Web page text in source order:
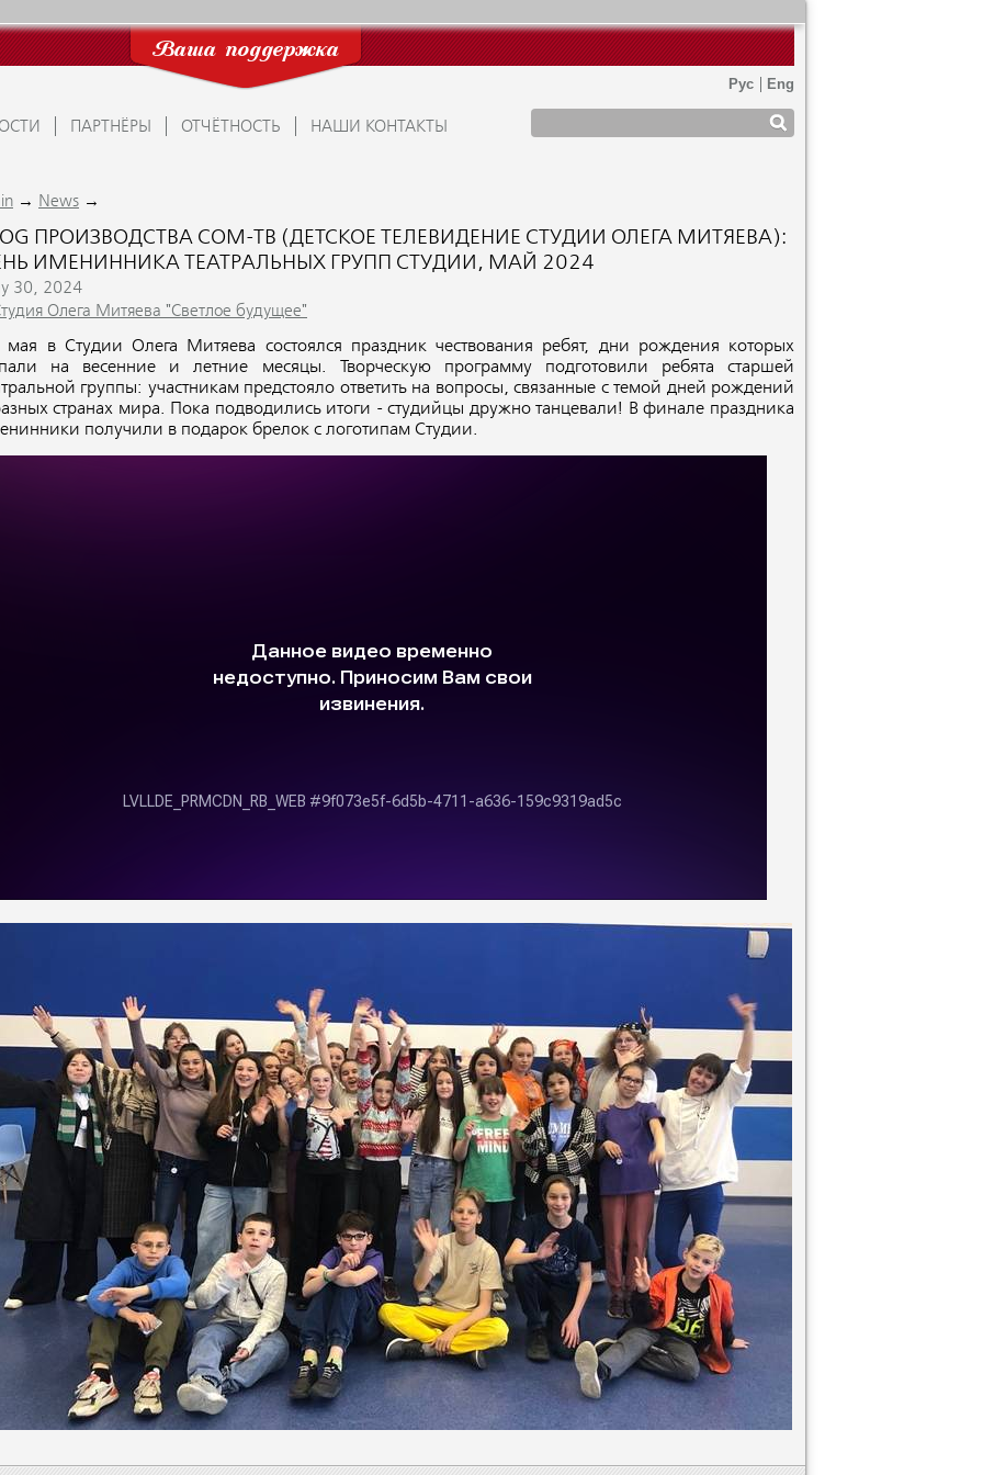
Ваша поддержка
ПАРТНЁРЫ ОТЧЁТНОСТЬ НАШИ КОНТАКТЫ
→ News →
ПРОИЗВОДСТВА СОМ-ТВ (ДЕТСКОЕ ТЕЛЕВИДЕНИЕ СТУДИИ ОЛЕГА МИТЯЕВА):
ИМЕНИННИКА ТЕАТРАЛЬНЫХ ГРУПП СТУДИИ, МАЙ 2024
30, 2024
Олега Митяева "Светлое будущее"
мая в Студии Олега Митяева состоялся праздник чествования ребят, дни рождения которых
на весенние и летние месяцы. Творческую программу подготовили ребята старшей
группы: участникам предстояло ответить на вопросы, связанные с темой дней рождений
странах мира. Пока подводились итоги - студийцы дружно танцевали! В финале праздника
получили в подарок брелок с логотипам Студии.